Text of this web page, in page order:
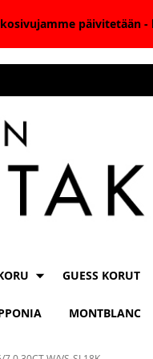
päivitetään
GUESS KORUT
MONTBLANC